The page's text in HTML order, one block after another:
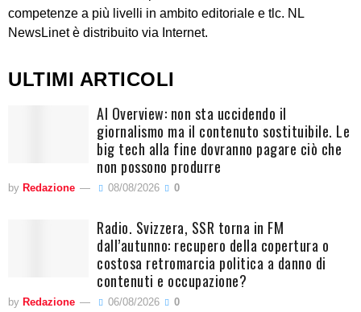
competenze a più livelli in ambito editoriale e tlc. NL
NewsLinet è distribuito via Internet.
ULTIMI ARTICOLI
AI Overview: non sta uccidendo il
giornalismo ma il contenuto sostituibile. Le
big tech alla fine dovranno pagare ciò che
non possono produrre
by Redazione 08/08/2026 0
Radio. Svizzera, SSR torna in FM
dall’autunno: recupero della copertura o
costosa retromarcia politica a danno di
contenuti e occupazione?
by Redazione 06/08/2026 0